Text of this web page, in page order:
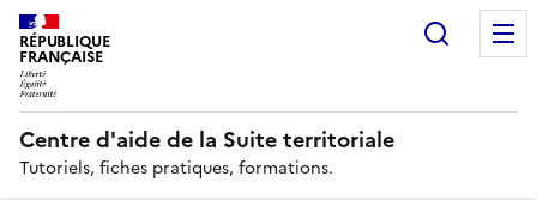
RÉPUBLIQUE
FRANÇAISE
Centre d'aide de la Suite territoriale
Tutoriels, fiches pratiques, formations.